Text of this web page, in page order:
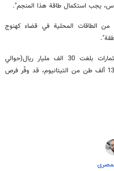
يجب استكمال طاقة هذا المنجم".
من الطاقات المحلية في قضاء كهنوج
يُذكر أن مصنع كهنوج للتيتانيوم، باستثمارات بلغت 30 الف مليار ريال(حوالي
۳۷میليون دولار)، وبطاقة إنتاجية تبلغ 130 ألف طن من التيتانيوم، قد وفّر فرص